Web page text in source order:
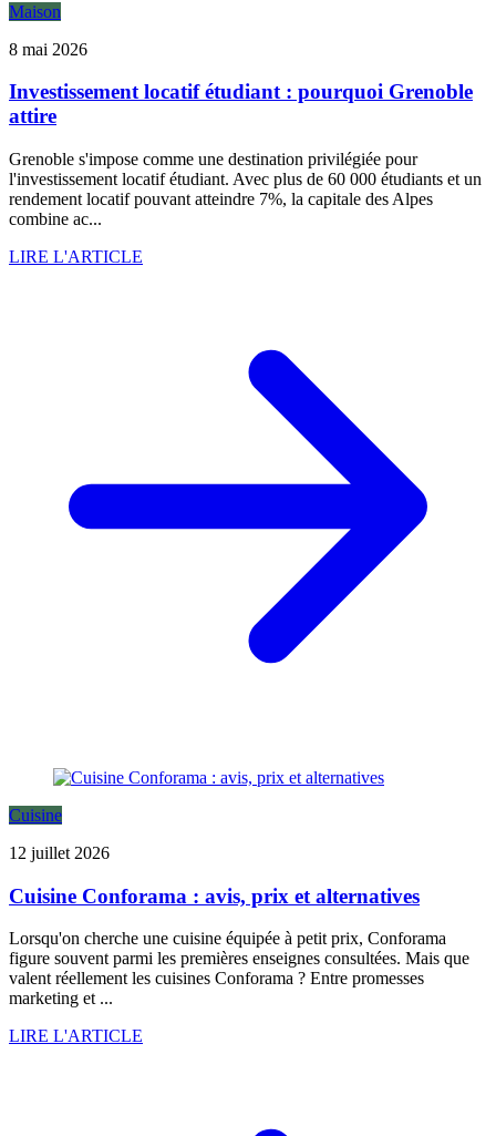
Maison
8 mai 2026
Investissement locatif étudiant : pourquoi Grenoble
attire
Grenoble s'impose comme une destination privilégiée pour
l'investissement locatif étudiant. Avec plus de 60 000 étudiants et un
rendement locatif pouvant atteindre 7%, la capitale des Alpes
combine ac...
LIRE L'ARTICLE
Cuisine
12 juillet 2026
Cuisine Conforama : avis, prix et alternatives
Lorsqu'on cherche une cuisine équipée à petit prix, Conforama
figure souvent parmi les premières enseignes consultées. Mais que
valent réellement les cuisines Conforama ? Entre promesses
marketing et ...
LIRE L'ARTICLE